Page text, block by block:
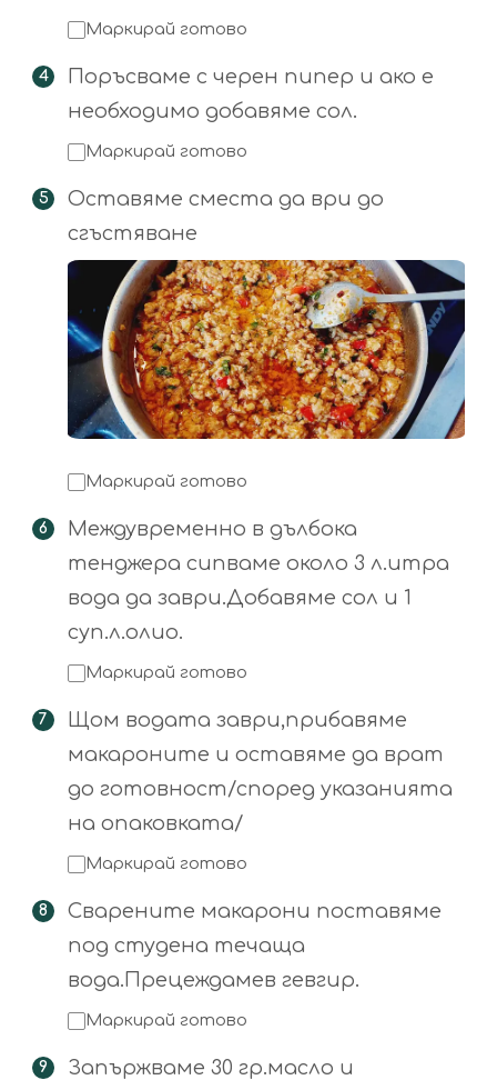
Маркирай готово
Поръсваме с черен пипер и ако е
необходимо добавяме сол.
Маркирай готово
Оставяме сместа да ври до
сгъстяване
Маркирай готово
Междувременно в дълбока
тенджера сипваме около 3 л.итра
вода да заври.Добавяме сол и 1
суп.л.олио.
Маркирай готово
Щом водата заври,прибавяме
макароните и оставяме да врат
до готовност/според указанията
на опаковката/
Маркирай готово
Сварените макарони поставяме
под студена течаща
вода.Прецеждамев гевгир.
Маркирай готово
Запържваме 30 гр.масло и